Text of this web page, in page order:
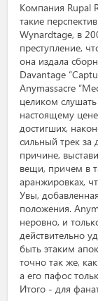
Компания Rupal
такие
Wynardtage, в
преступление,
она издала
Davantage
Anymassacre
целиком
настоящему
достигших,
сильный трек за
причине,
вещи, причем в
аранжировках,
Увы,
положения.
неровно, и
действительно
быть этаким
точно так же,
а его пафос
Итого - для